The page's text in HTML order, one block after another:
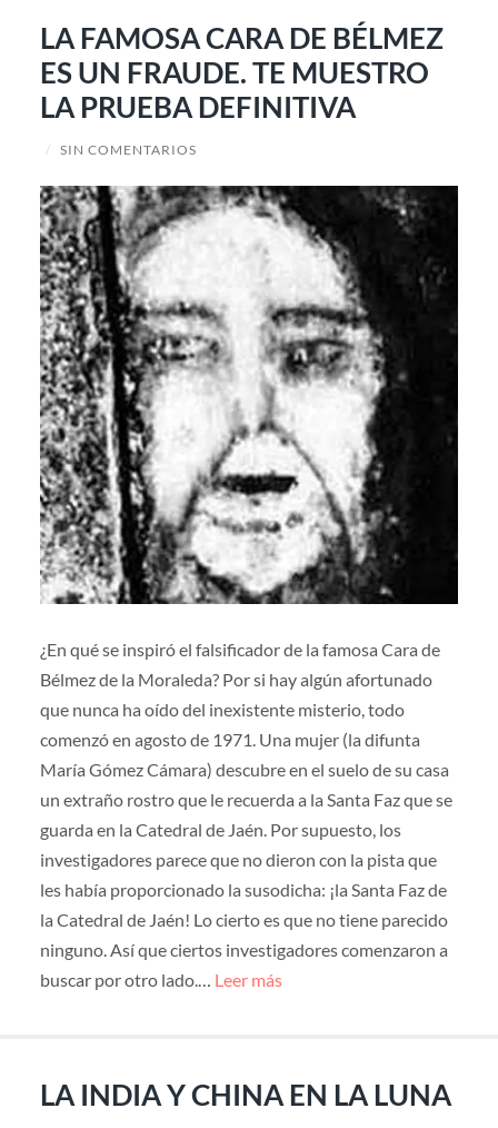
LA FAMOSA CARA DE BÉLMEZ
ES UN FRAUDE. TE MUESTRO
LA PRUEBA DEFINITIVA
/ SIN COMENTARIOS
¿En qué se inspiró el falsificador de la famosa Cara de
Bélmez de la Moraleda? Por si hay algún afortunado
que nunca ha oído del inexistente misterio, todo
comenzó en agosto de 1971. Una mujer (la difunta
María Gómez Cámara) descubre en el suelo de su casa
un extraño rostro que le recuerda a la Santa Faz que se
guarda en la Catedral de Jaén. Por supuesto, los
investigadores parece que no dieron con la pista que
les había proporcionado la susodicha: ¡la Santa Faz de
la Catedral de Jaén! Lo cierto es que no tiene parecido
ninguno. Así que ciertos investigadores comenzaron a
buscar por otro lado.… Leer más
LA INDIA Y CHINA EN LA LUNA